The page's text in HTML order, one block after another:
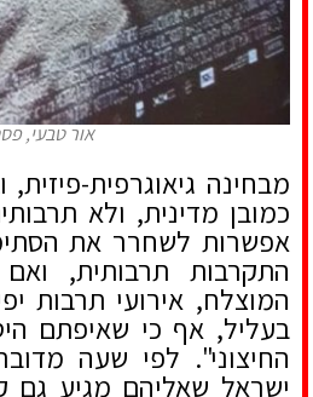
אור טבעי,
מבחינה גיאוגרפית-
כמובן מדינית, ולא
אפשרות לשחרר את
התקרבות תרבותית,
המוצלח, אירועי תרבות
בעליל, אף כי שאיפתם
החיצוני". לפי שעה
ישראל שאליהם מגיע